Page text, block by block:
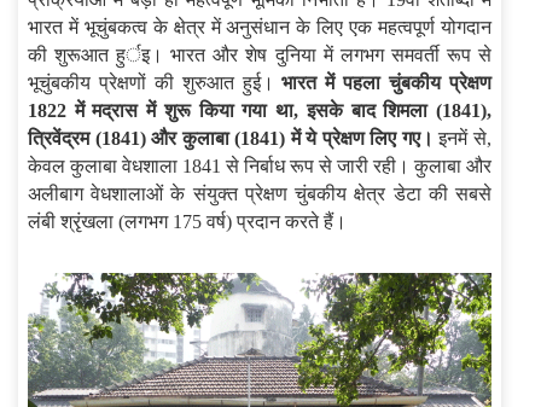
भारत में भूचुंबकत्व के क्षेत्र में अनुसंधान के लिए एक महत्वपूर्ण योगदान
की शुरूआत हुर्इ। भारत और शेष दुनिया में लगभग समवर्ती रूप से
भूचुंबकीय प्रेक्षणों की शुरुआत हुई।भारत में पहला चुंबकीय प्रेक्षण
1822 में मद्रास में शुरू किया गया था, इसके बाद शिमला (1841),
त्रिवेंद्रम (1841) और कुलाबा (1841) में ये प्रेक्षण लिए गए। इनमें से,
केवल कुलाबा वेधशाला 1841 से निर्बाध रूप से जारी रही। कुलाबा और
अलीबाग वेधशालाओं के संयुक्त प्रेक्षण चुंबकीय क्षेत्र डेटा की सबसे
लंबी श्रृंखला (लगभग 175 वर्ष) प्रदान करते हैं।